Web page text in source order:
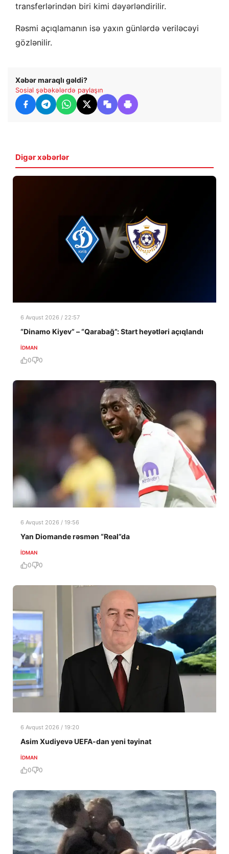
transferlərindən biri kimi dəyərləndirilir.
Rəsmi açıqlamanın isə yaxın günlərdə veriləcəyi
gözlənilir.
Xəbər maraqlı gəldi?
Sosial şəbəkələrdə paylaşın
Digər xəbərlər
6 Avqust 2026 / 22:57
“Dinamo Kiyev” – “Qarabağ”: Start heyətləri açıqlandı
İDMAN
0 0
6 Avqust 2026 / 19:56
Yan Diomande rəsmən “Real”da
İDMAN
0 0
6 Avqust 2026 / 19:20
Asim Xudiyevə UEFA-dan yeni təyinat
İDMAN
0 0